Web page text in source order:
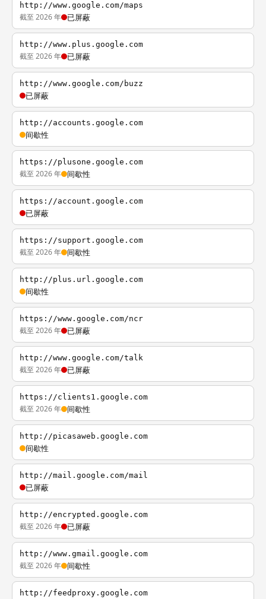
http://www.google.com/maps
截至 2026 年 已屏蔽
http://www.plus.google.com
截至 2026 年 已屏蔽
http://www.google.com/buzz
已屏蔽
http://accounts.google.com
间歇性
https://plusone.google.com
截至 2026 年 间歇性
https://account.google.com
已屏蔽
https://support.google.com
截至 2026 年 间歇性
http://plus.url.google.com
间歇性
https://www.google.com/ncr
截至 2026 年 已屏蔽
http://www.google.com/talk
截至 2026 年 已屏蔽
https://clients1.google.com
截至 2026 年 间歇性
http://picasaweb.google.com
间歇性
http://mail.google.com/mail
已屏蔽
http://encrypted.google.com
截至 2026 年 已屏蔽
http://www.gmail.google.com
截至 2026 年 间歇性
http://feedproxy.google.com